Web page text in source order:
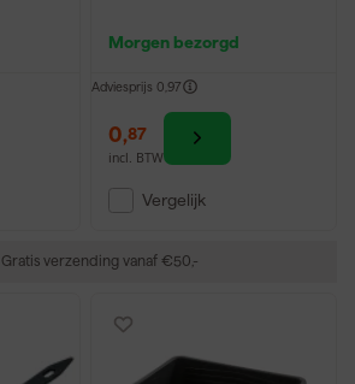
Gratis verzending vanaf €50,-
Morgen bezorgd
Adviesprijs 0,97
0,87
incl. BTW
Vergelijk